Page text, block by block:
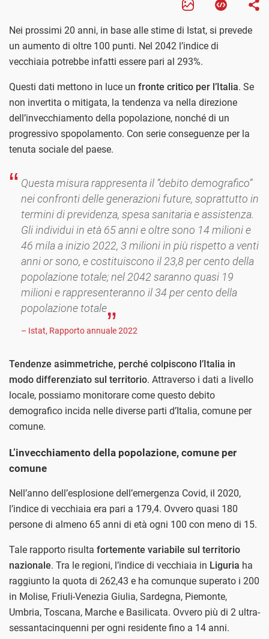
Nei prossimi 20 anni, in base alle stime di Istat, si prevede
un aumento di oltre 100 punti. Nel 2042 l’indice di
vecchiaia potrebbe infatti essere pari al 293%.
Questi dati mettono in luce un fronte critico per l’Italia. Se
non invertita o mitigata, la tendenza va nella direzione
dell’invecchiamento della popolazione, nonché di un
progressivo spopolamento. Con serie conseguenze per la
tenuta sociale del paese.
Questa misura rappresenta il “debito demografico”
nei confronti delle generazioni future, soprattutto in
termini di previdenza, spesa sanitaria e assistenza.
Gli individui in età 65 anni e oltre sono 14 milioni e
46 mila a inizio 2022, 3 milioni in più rispetto a venti
anni or sono, e costituiscono il 23,8 per cento della
popolazione totale; nel 2042 saranno quasi 19
milioni e rappresenteranno il 34 per cento della
popolazione totale
– Istat, Rapporto annuale 2022
Tendenze asimmetriche, perché colpiscono l’Italia in
modo differenziato sul territorio. Attraverso i dati a livello
locale, possiamo monitorare come questo debito
demografico incida nelle diverse parti d’Italia, comune per
comune.
L’invecchiamento della popolazione, comune per
comune
Nell’anno dell’esplosione dell’emergenza Covid, il 2020,
l’indice di vecchiaia era pari a 179,4. Ovvero quasi 180
persone di almeno 65 anni di età ogni 100 con meno di 15.
Tale rapporto risulta fortemente variabile sul territorio
nazionale. Tra le regioni, l’indice di vecchiaia in Liguria ha
raggiunto la quota di 262,43 e ha comunque superato i 200
in Molise, Friuli-Venezia Giulia, Sardegna, Piemonte,
Umbria, Toscana, Marche e Basilicata. Ovvero più di 2 ultra-
sessantacinquenni per ogni residente fino a 14 anni.